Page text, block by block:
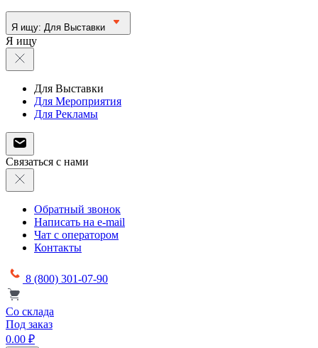
Я ищу: Для Выставки
Я ищу
Для Выставки
Для Мероприятия
Для Рекламы
Связаться с нами
Обратный звонок
Написать на e-mail
Чат с оператором
Контакты
8 (800) 301-07-90
Со склада
Под заказ
0.00 ₽